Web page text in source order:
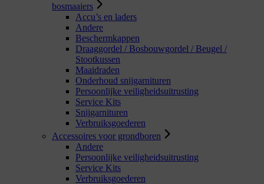
bosmaaiers
Accu’s en laders
Andere
Beschermkappen
Draaggordel / Bosbouwgordel / Beugel /
Stootkussen
Maaidraden
Onderhoud snijgarnituren
Persoonlijke veiligheidsuitrusting
Service Kits
Snijgarnituren
Verbruiksgoederen
Accessoires voor grondboren
Andere
Persoonlijke veiligheidsuitrusting
Service Kits
Verbruiksgoederen